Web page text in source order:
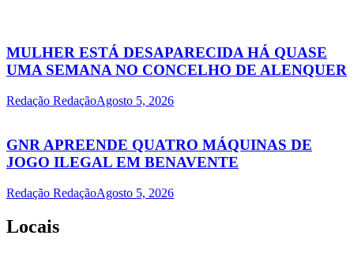
MULHER ESTÁ DESAPARECIDA HÁ QUASE
UMA SEMANA NO CONCELHO DE ALENQUER
Redação RedaçãoAgosto 5, 2026
GNR APREENDE QUATRO MÁQUINAS DE
JOGO ILEGAL EM BENAVENTE
Redação RedaçãoAgosto 5, 2026
Locais